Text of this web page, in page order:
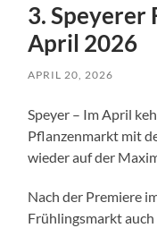
3. Speyerer
April 2026
APRIL 20, 2026
Speyer – Im April
Pflanzenmarkt mit
wieder auf der
Nach der Premiere
Frühlingsmarkt